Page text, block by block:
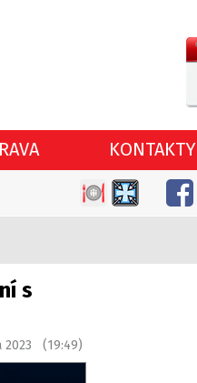
KONTAKTY
s
2023 (19:49)